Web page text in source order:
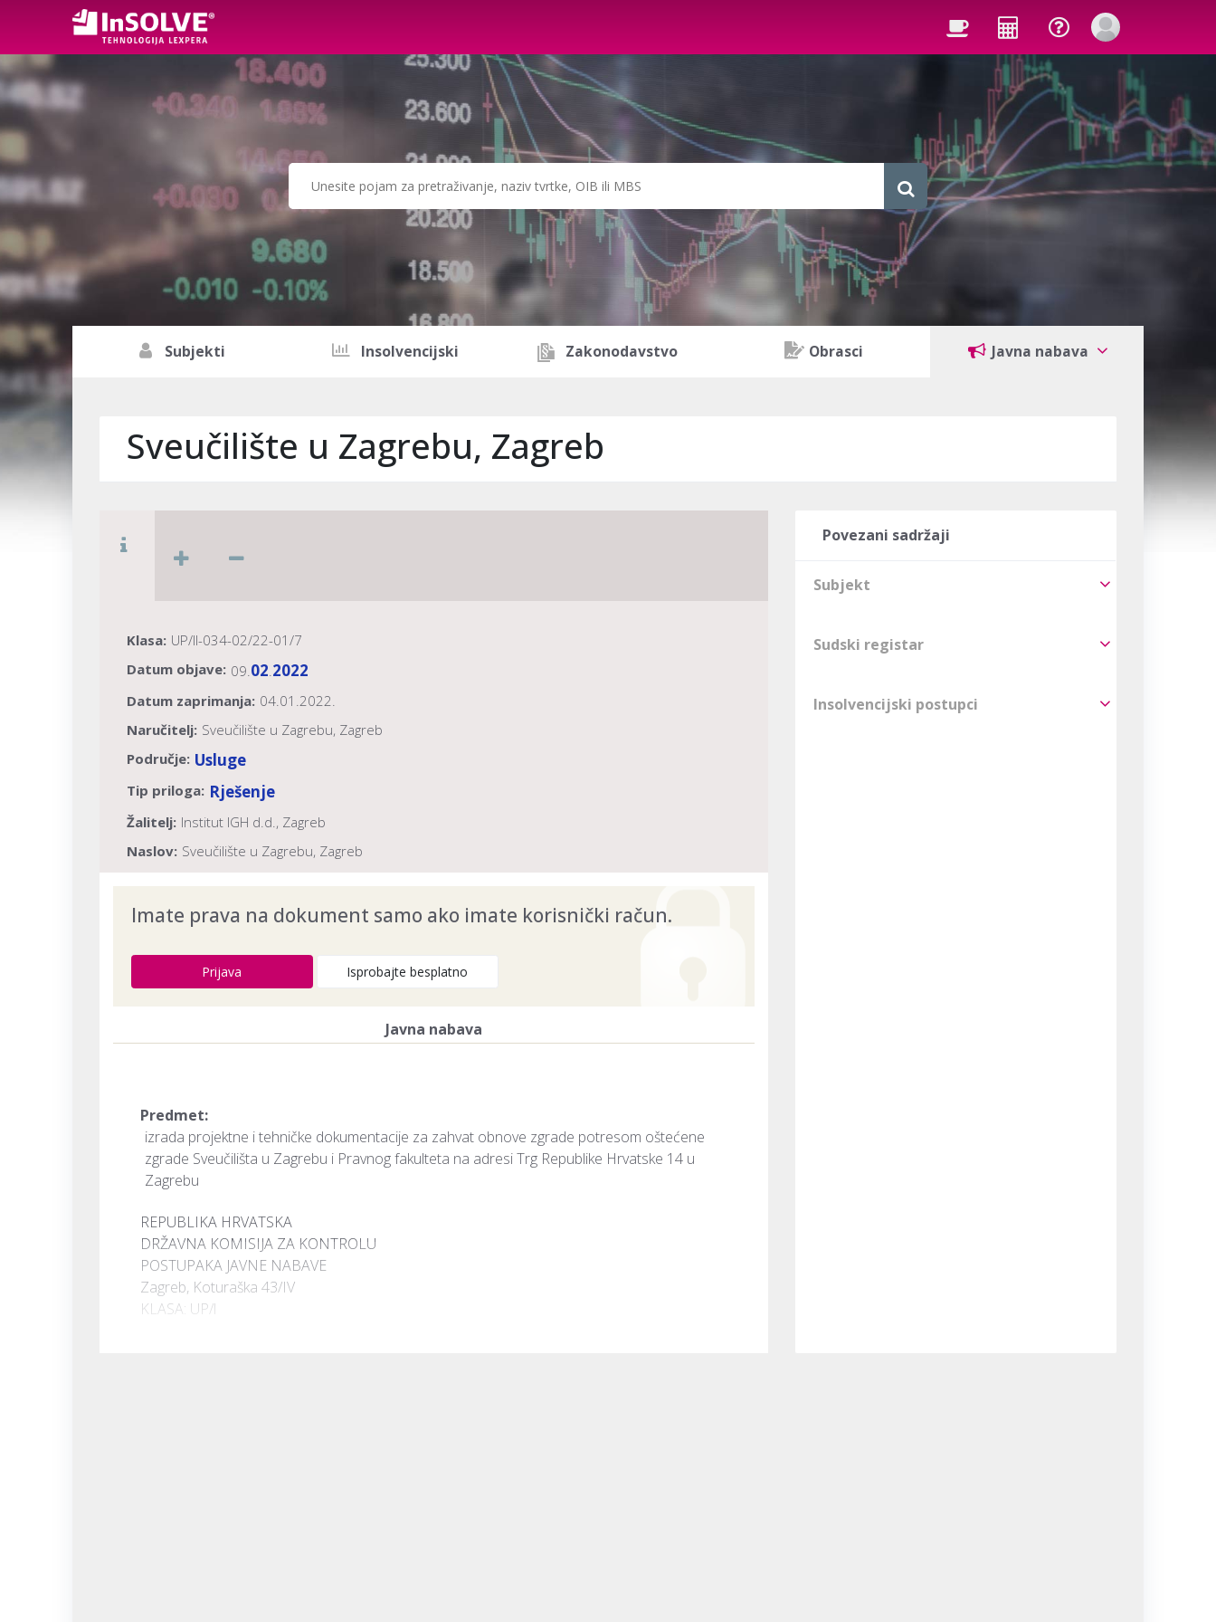
Subjekti Insolvencijski Zakonodavstvo Obrasci Javna nabava
Sveučilište u Zagrebu, Zagreb
Klasa: UP/II-034-02/22-01/7
Datum objave: 09.02.2022
Datum zaprimanja: 04.01.2022.
Naručitelj: Sveučilište u Zagrebu, Zagreb
Područje: Usluge
Tip priloga: Rješenje
Žalitelj: Institut IGH d.d., Zagreb
Naslov: Sveučilište u Zagrebu, Zagreb
Imate prava na dokument samo ako imate korisnički račun.
Prijava Isprobajte besplatno
Javna nabava
Predmet:
izrada projektne i tehničke dokumentacije za zahvat obnove zgrade potresom oštećene
zgrade Sveučilišta u Zagrebu i Pravnog fakulteta na adresi Trg Republike Hrvatske 14 u
Zagrebu
REPUBLIKA HRVATSKA
DRŽAVNA KOMISIJA ZA KONTROLU
POSTUPAKA JAVNE NABAVE
Zagreb, Koturaška 43/IV
KLASA: UP/l
Povezani sadržaji
Subjekt
Sudski registar
Insolvencijski postupci